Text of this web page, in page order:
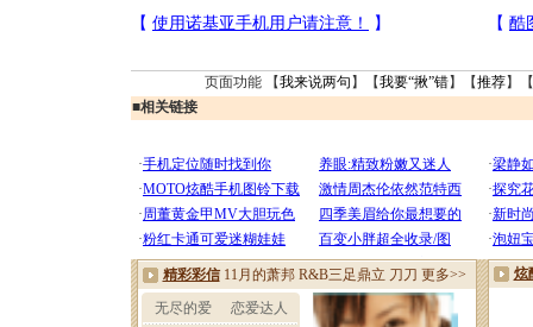
页面功能 【我来说两句 】【我要“揪”错】【推荐】
■相关链接